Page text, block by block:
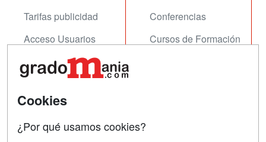
Tarifas publicidad
Acceso Usuarios
Acceso Centros
Conferencias
Cursos de Formación
Contactar
Cookies
¿Por qué usamos cookies?